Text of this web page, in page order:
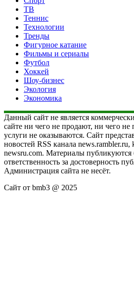
ТВ
Теннис
Технологии
Тренды
Фигурное катание
Фильмы и сериалы
Футбол
Хоккей
Шоу-бизнес
Экология
Экономика
Данный сайт не является
сайте ни чего не продают, ни чего
услуги не оказываются. Сайт
новостей RSS канала news.rambler.ru,
newsru.com. Материалы публикуются
ответственность за достоверность
Администрация сайта не несёт.
Сайт от bmb3 @ 2025